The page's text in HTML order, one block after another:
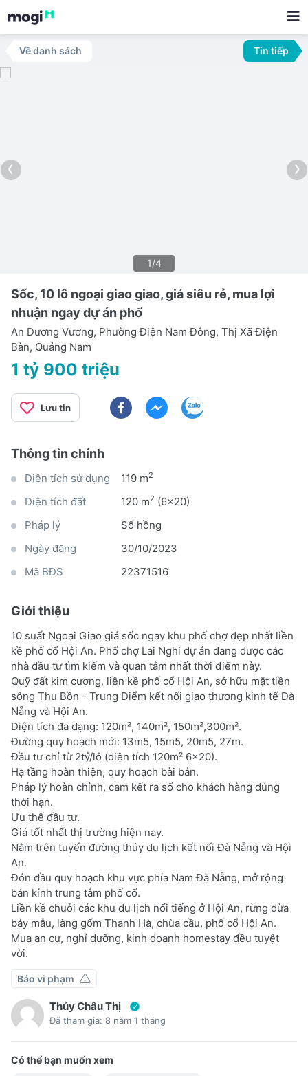
Về danh sách Tin tiếp
‹ ›
1/4
Sốc, 10 lô ngoại giao giao, giá siêu rẻ, mua lợi
nhuận ngay dự án phố
An Dương Vương, Phường Điện Nam Đông, Thị Xã Điện
Bàn, Quảng Nam
1 tỷ 900 triệu
Lưu tin
Thông tin chính
Diện tích sử dụng 119 m2
Diện tích đất 120 m2 (6x20)
Pháp lý
Sổ hồng
Ngày đăng
30/10/2023
Mã BĐS
22371516
Giới thiệu
10 suất Ngoại Giao giá sốc ngay khu phố chợ đẹp nhất liền
kề phố cổ Hội An. Phố chợ Lai Nghi dự án đang được các
nhà đầu tư tìm kiếm và quan tâm nhất thời điểm này.
Quỹ đất kim cương, liền kề phố cổ Hội An, sở hữu mặt tiền
sông Thu Bồn - Trung Điểm kết nối giao thương kinh tế Đà
Nẵng và Hội An.
Diện tích đa dạng: 120m², 140m², 150m²,300m².
Đường quy hoạch mới: 13m5, 15m5, 20m5, 27m.
Đầu tư chỉ từ 2tỷ/lô (diện tích 120m² 6x20).
Hạ tầng hoàn thiện, quy hoạch bài bản.
Pháp lý hoàn chỉnh, cam kết ra sổ cho khách hàng đúng
thời hạn.
Ưu thế đầu tư.
Giá tốt nhất thị trường hiện nay.
Nằm trên tuyến đường thủy du lịch kết nối Đà Nẵng và Hội
An.
Đón đầu quy hoạch khu vực phía Nam Đà Nẵng, mở rộng
bán kính trung tâm phố cổ.
Liền kề chuỗi các khu du lịch nổi tiếng ở Hội An, rừng dừa
bảy mẫu, làng gốm Thanh Hà, chùa cầu, phố cổ Hội An.
Mua an cư, nghỉ dưỡng, kinh doanh homestay đều tuyệt
vời.
Báo vi phạm
Thủy Châu Thị
Đã tham gia: 8 năm 1 tháng
Có thể bạn muốn xem